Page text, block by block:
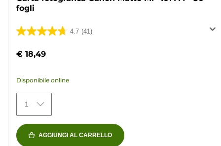
fogli
4.7 (41)
4.7
5
41
recensioni
€ 18,49
Disponibile online
1
AGGIUNGI AL CARRELLO